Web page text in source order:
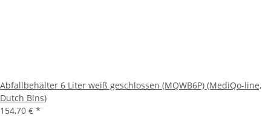
Abfallbehälter 6 Liter weiß geschlossen (MQWB6P) (MediQo-line,
Dutch Bins)
154,70 € *